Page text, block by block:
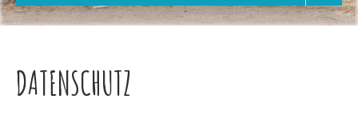
DATENSCHUTZ